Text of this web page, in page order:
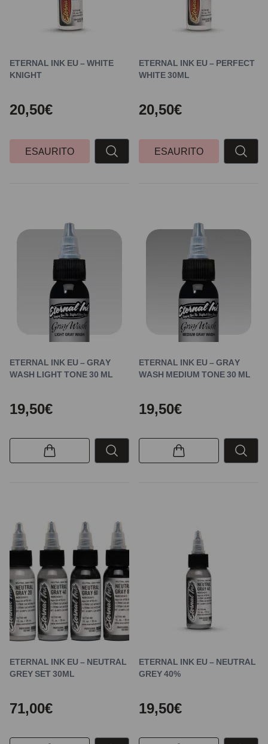
ETERNAL INK EU – WHITE
KNIGHT
20,50€
ESAURITO
ETERNAL INK EU – PERFECT
WHITE 30ML
20,50€
ESAURITO
ETERNAL INK EU – GRAY
WASH LIGHT TONE 30 ML
19,50€
ETERNAL INK EU – GRAY
WASH MEDIUM TONE 30 ML
19,50€
ETERNAL INK EU – NEUTRAL
GREY SET 30ML
71,00€
ETERNAL INK EU – NEUTRAL
GREY 40%
19,50€